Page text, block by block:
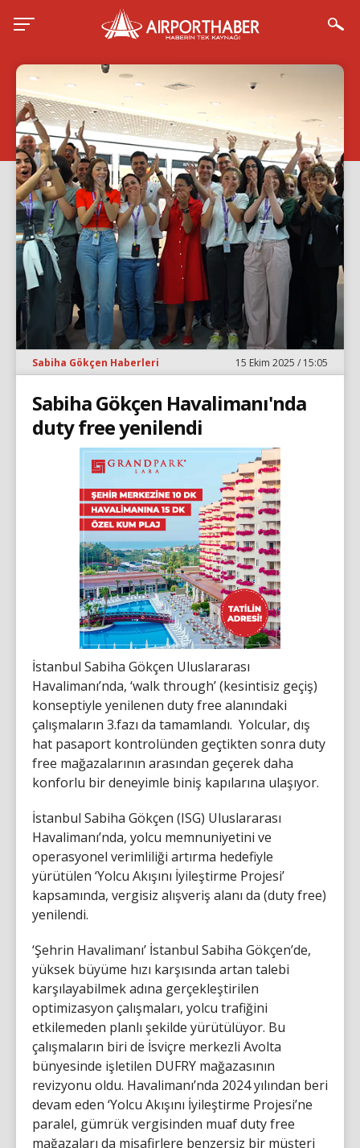
Sabiha Gökçen Haberleri 15 Ekim 2025 / 15:05
Sabiha Gökçen Havalimanı'nda
duty free yenilendi
İstanbul Sabiha Gökçen Uluslararası
Havalimanı’nda, ‘walk through’ (kesintisiz geçiş)
konseptiyle yenilenen duty free alanındaki
çalışmaların 3.fazı da tamamlandı. Yolcular, dış
hat pasaport kontrolünden geçtikten sonra duty
free mağazalarının arasından geçerek daha
konforlu bir deneyimle biniş kapılarına ulaşıyor.
İstanbul Sabiha Gökçen (ISG) Uluslararası
Havalimanı’nda, yolcu memnuniyetini ve
operasyonel verimliliği artırma hedefiyle
yürütülen ‘Yolcu Akışını İyileştirme Projesi’
kapsamında, vergisiz alışveriş alanı da (duty free)
yenilendi.
‘Şehrin Havalimanı’ İstanbul Sabiha Gökçen’de,
yüksek büyüme hızı karşısında artan talebi
karşılayabilmek adına gerçekleştirilen
optimizasyon çalışmaları, yolcu trafiğini
etkilemeden planlı şekilde yürütülüyor. Bu
çalışmaların biri de İsviçre merkezli Avolta
bünyesinde işletilen DUFRY mağazasının
revizyonu oldu. Havalimanı’nda 2024 yılından beri
devam eden ‘Yolcu Akışını İyileştirme Projesi’ne
paralel, gümrük vergisinden muaf duty free
mağazaları da misafirlere benzersiz bir müşteri